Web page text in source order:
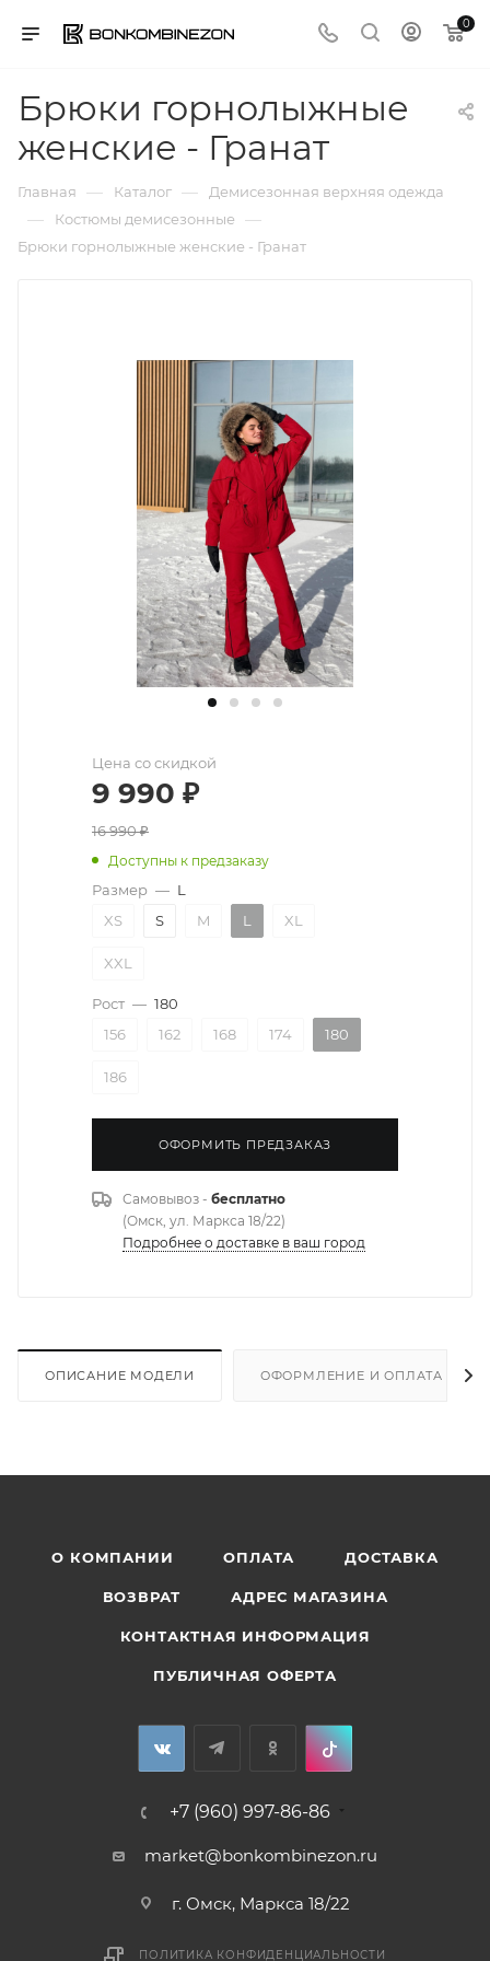
0
Брюки горнолыжные
женские - Гранат
Главная — Каталог — Демисезонная верхняя одежда
— Костюмы демисезонные —
Брюки горнолыжные женские - Гранат
Цена со скидкой
9 990 ₽
16 990₽
Доступны к предзаказу
Размер — L
XS
S M L XL
XXL
Рост — 180
156
162 168 174 180
186
ОФОРМИТЬ ПРЕДЗАКАЗ
Самовывоз - бесплатно
(Омск, ул. Маркса 18/22)
Подробнее о доставке в ваш город
ОПИСАНИЕ МОДЕЛИ ОФОРМЛЕНИЕ И ОПЛАТА
О КОМПАНИИ ОПЛАТА ДОСТАВКА
ВОЗВРАТ АДРЕС МАГАЗИНА
КОНТАКТНАЯ ИНФОРМАЦИЯ
ПУБЛИЧНАЯ ОФЕРТА
+7 (960) 997-86-86
market@bonkombinezon.ru
г. Омск, Маркса 18/22
ПОЛИТИКА КОНФИДЕНЦИАЛЬНОСТИ